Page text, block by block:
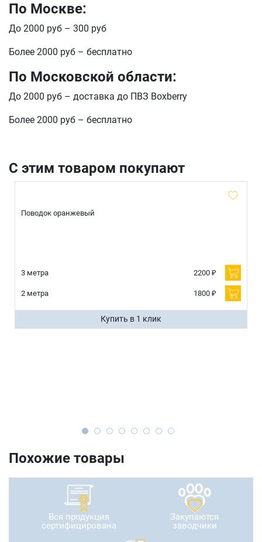
По Москве:
До 2000 руб – 300 руб
Более 2000 руб – бесплатно
По Московской области:
До 2000 руб – доставка до ПВЗ Boxberry
Более 2000 руб – бесплатно
С этим товаром покупают
Поводок оранжевый
3 метра 2200 ₽
2 метра 1800 ₽
Купить в 1 клик
Похожие товары
Вся продукция
сертифицирована
Закупаются
заводчики